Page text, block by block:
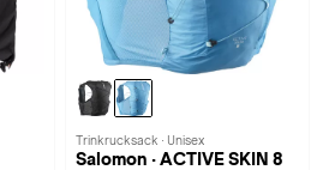
Trinkrucksack · Unisex
Salomon · ACTIVE SKIN 8